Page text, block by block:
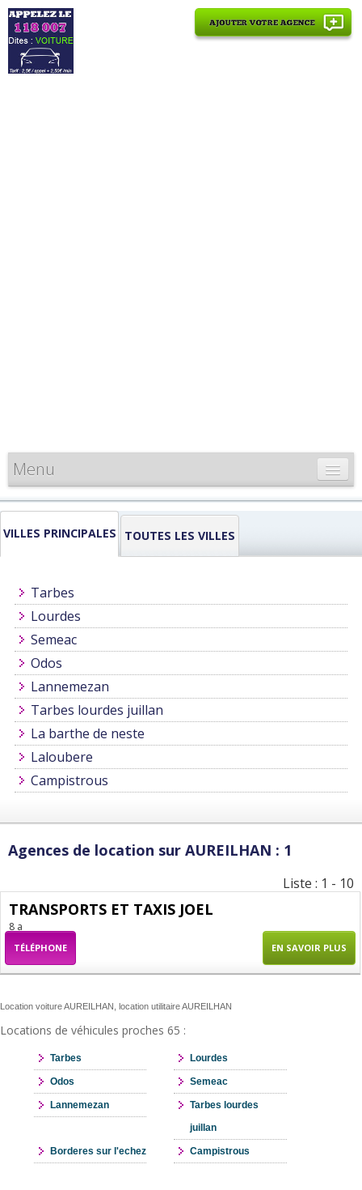
Menu
CARTE DE FRANCE
INFORMATIONS
VILLES PRINCIPALES TOUTES LES VILLES
Tarbes
Lourdes
Semeac
Odos
Lannemezan
Tarbes lourdes juillan
La barthe de neste
Laloubere
Campistrous
Agences de location sur AUREILHAN : 1
Liste : 1 - 10
TRANSPORTS ET TAXIS JOEL
8 a
TÉLÉPHONE EN SAVOIR PLUS
Location voiture AUREILHAN, location utilitaire AUREILHAN
Locations de véhicules proches 65 :
Tarbes Lourdes
Odos Semeac
Lannemezan
Tarbes lourdes
juillan
Borderes sur l'echez Campistrous